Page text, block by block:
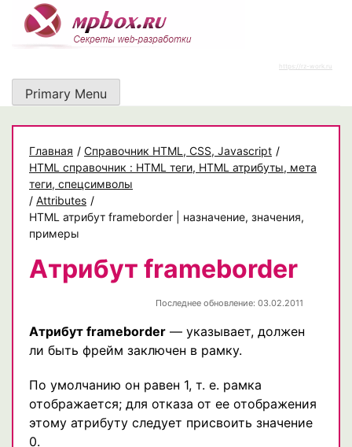
content
https://rz-work.ru
Primary Menu
Главная / Cправочник HTML, CSS, Javascript /
HTML справочник : HTML теги, HTML атрибуты, мета
теги, спецсимволы
/ Attributes /
HTML атрибут frameborder | назначение, значения,
примеры
Атрибут frameborder
Последнее обновление: 03.02.2011
Атрибут frameborder — указывает, должен
ли быть фрейм заключен в рамку.
По умолчанию он равен 1, т. е. рамка
отображается; для отказа от ее отображения
этому атрибуту следует присвоить значение
0.